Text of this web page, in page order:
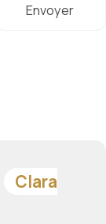
Envoyer
Clara